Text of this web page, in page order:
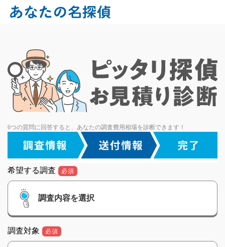
6つの質問に回答すると、あなたの調査費用相場を診断できます！
希望する調査 必須
調査対象 必須